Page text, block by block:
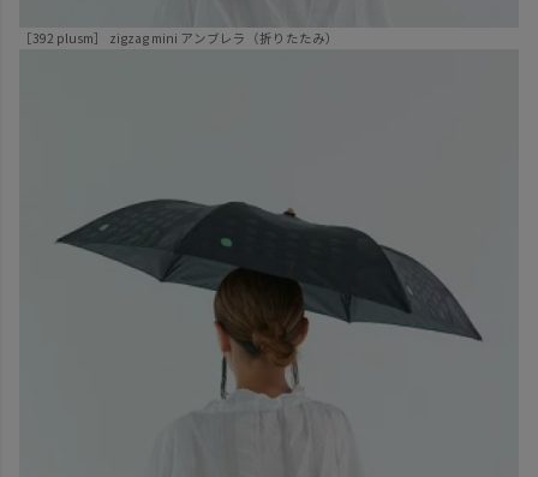
［392 plusm］ zigzag mini アンブレラ （折りたたみ）